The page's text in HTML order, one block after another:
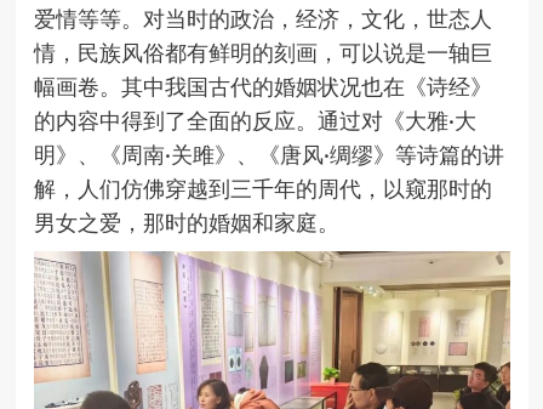
爱情等等。对当时的政治，经济，文化，世态人
情，民族风俗都有鲜明的刻画，可以说是一轴巨
幅画卷。其中我国古代的婚姻状况也在《诗经》
的内容中得到了全面的反应。通过对《大雅·大
明》、《周南·关雎》、《唐风·绸缪》等诗篇的讲
解，人们仿佛穿越到三千年的周代，以窥那时的
男女之爱，那时的婚姻和家庭。